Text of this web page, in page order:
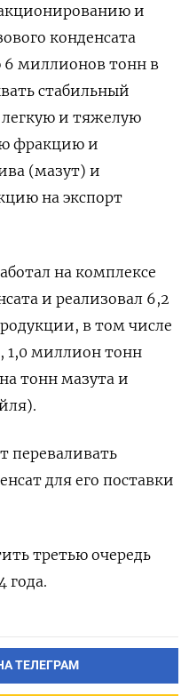
и
конденсата
миллионов тонн в
стабильный
легкую и тяжелую
фракцию и
(мазут) и
на экспорт
на комплексе
и реализовал 6,2
в том числе
1,0 миллион тонн
тонн мазута и
переваливать
для его поставки
третью очередь
года.
ТЕЛЕГРАМ